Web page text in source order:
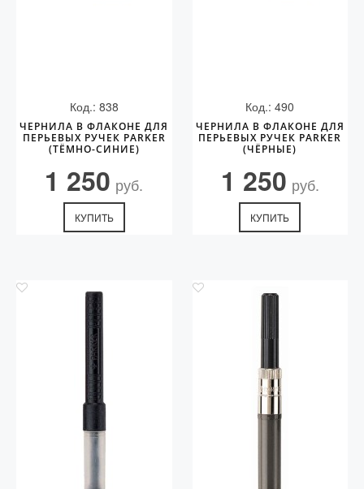
Код.: 838
ЧЕРНИЛА В ФЛАКОНЕ ДЛЯ
ПЕРЬЕВЫХ РУЧЕК PARKER
(ТЁМНО-СИНИЕ)
1 250 руб.
КУПИТЬ
Код.: 490
ЧЕРНИЛА В ФЛАКОНЕ ДЛЯ
ПЕРЬЕВЫХ РУЧЕК PARKER
(ЧЁРНЫЕ)
1 250 руб.
КУПИТЬ